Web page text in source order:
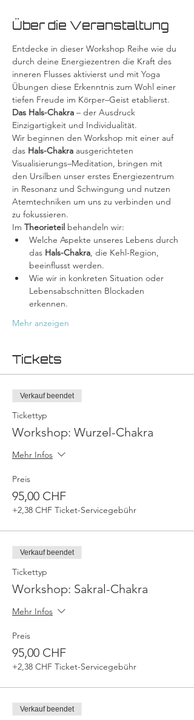
Über die Veranstaltung
Entdecke in dieser Workshop Reihe wie du
durch deine Energiezentren die Kraft des
inneren Flusses aktivierst und mit Yoga
Übungen diese Erkenntnis zum Wohl einer
tiefen Freude im Körper–Geist etablierst.
Das Hals-Chakra – der Ausdruck
Einzigartigkeit und Individualität.
Wir beginnen den Workshop mit einer auf
das Hals-Chakra ausgerichteten
Visualisierungs–Meditation, bringen mit
den Ursilben unser erstes Energiezentrum
in Resonanz und Schwingung und nutzen
Atemtechniken um uns zu verbinden und
zu fokussieren.
Im Theorieteil behandeln wir:
Welche Aspekte unseres Lebens durch
das Hals-Chakra, die Kehl-Region,
beeinflusst werden.
Wie wir in konkreten Situation oder
Lebensabschnitten Blockaden
erkennen.
Mehr anzeigen
Tickets
Verkauf beendet
Tickettyp
Workshop: Wurzel-Chakra
Mehr Infos
Preis
95,00 CHF
+2,38 CHF Ticket-Servicegebühr
Verkauf beendet
Tickettyp
Workshop: Sakral-Chakra
Mehr Infos
Preis
95,00 CHF
+2,38 CHF Ticket-Servicegebühr
Verkauf beendet